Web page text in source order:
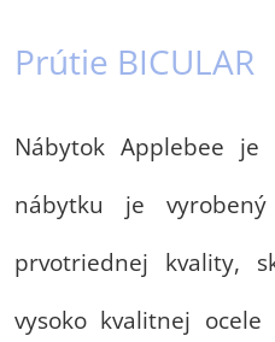
Prútie BICULAR
Nábytok Applebee je
nábytku je
prvotriednej kvality,
vysoko kvalitnej